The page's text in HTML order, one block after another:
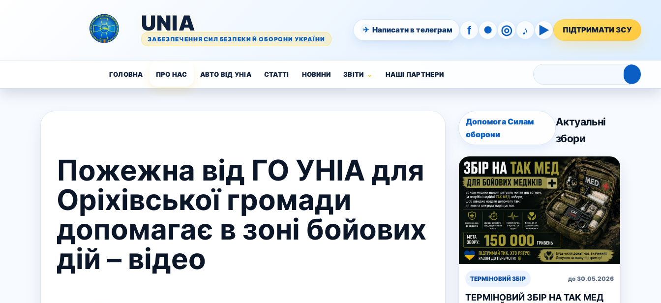
UNIA
ЗАБЕЗПЕЧЕННЯ СИЛ БЕЗПЕКИ Й ОБОРОНИ УКРАЇНИ
✈ Написати в телеграм f ● ◎ ♪ ▶ ПІДТРИМАТИ ЗСУ
ГОЛОВНА ПРО НАС АВТО ВІД УНІА СТАТТІ НОВИНИ ЗВІТИ НАШІ ПАРТНЕРИ
Пожежна від ГО УНІА для
Оріхівської громади
допомагає в зоні бойових
дій – відео
Допомога Силам
оборони
Актуальні
збори
ТЕРМІНОВИЙ ЗБІР до 30.05.2026
ТЕРМІНОВИЙ ЗБІР НА ТАК МЕД